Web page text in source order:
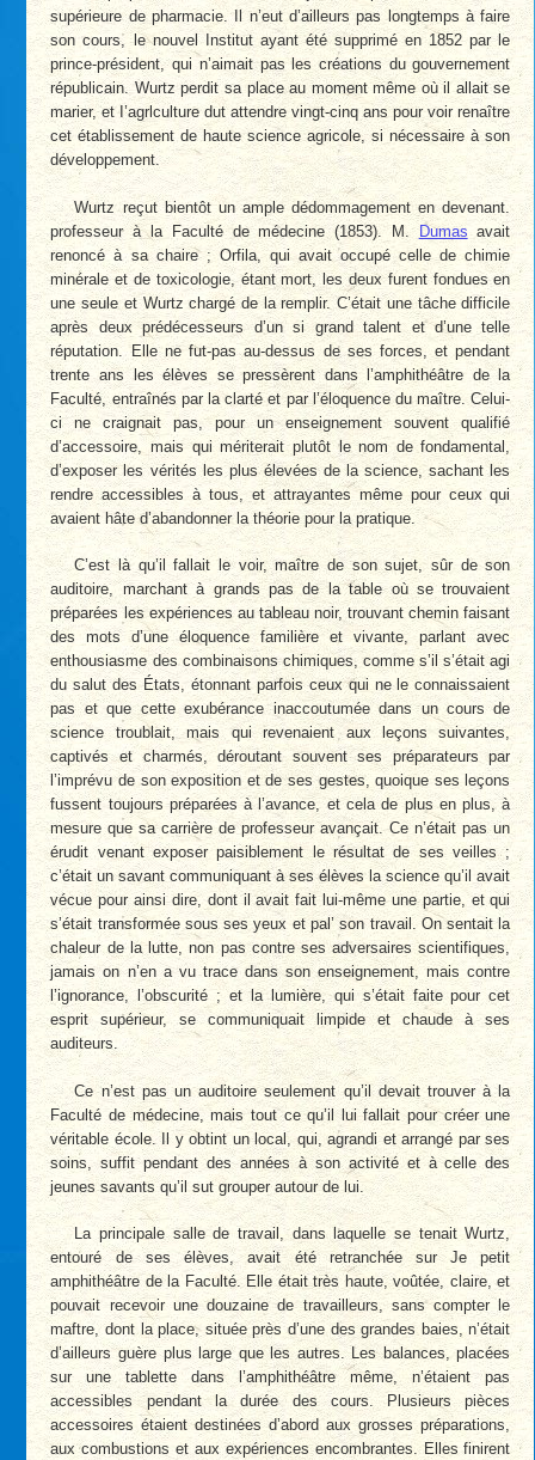
supérieure de pharmacie. Il n’eut d’ailleurs pas longtemps à faire
son cours, le nouvel Institut ayant été supprimé en 1852 par le
prince-président, qui n’aimait pas les créations du gouvernement
républicain. Wurtz perdit sa place au moment même où il allait se
marier, et I’agrlculture dut attendre vingt-cinq ans pour voir renaître
cet établissement de haute science agricole, si nécessaire à son
développement.
Wurtz reçut bientôt un ample dédommagement en devenant.
professeur à la Faculté de médecine (1853). M. Dumas avait
renoncé à sa chaire ; Orfila, qui avait occupé celle de chimie
minérale et de toxicologie, étant mort, les deux furent fondues en
une seule et Wurtz chargé de la remplir. C’était une tâche difficile
après deux prédécesseurs d’un si grand talent et d’une telle
réputation. Elle ne fut-pas au-dessus de ses forces, et pendant
trente ans les élèves se pressèrent dans l’amphithéâtre de la
Faculté, entraînés par la clarté et par l’éloquence du maître. Celui-
ci ne craignait pas, pour un enseignement souvent qualifié
d’accessoire, mais qui mériterait plutôt le nom de fondamental,
d’exposer les vérités les plus élevées de la science, sachant les
rendre accessibles à tous, et attrayantes même pour ceux qui
avaient hâte d’abandonner la théorie pour la pratique.
C’est là qu’il fallait le voir, maître de son sujet, sûr de son
auditoire, marchant à grands pas de la table où se trouvaient
préparées les expériences au tableau noir, trouvant chemin faisant
des mots d’une éloquence familière et vivante, parlant avec
enthousiasme des combinaisons chimiques, comme s’il s’était agi
du salut des États, étonnant parfois ceux qui ne le connaissaient
pas et que cette exubérance inaccoutumée dans un cours de
science troublait, mais qui revenaient aux leçons suivantes,
captivés et charmés, déroutant souvent ses préparateurs par
l’imprévu de son exposition et de ses gestes, quoique ses leçons
fussent toujours préparées à l’avance, et cela de plus en plus, à
mesure que sa carrière de professeur avançait. Ce n’était pas un
érudit venant exposer paisiblement le résultat de ses veilles ;
c’était un savant communiquant à ses élèves la science qu’il avait
vécue pour ainsi dire, dont il avait fait lui-même une partie, et qui
s’était transformée sous ses yeux et pal’ son travail. On sentait la
chaleur de la lutte, non pas contre ses adversaires scientifiques,
jamais on n’en a vu trace dans son enseignement, mais contre
l’ignorance, l’obscurité ; et la lumière, qui s’était faite pour cet
esprit supérieur, se communiquait limpide et chaude à ses
auditeurs.
Ce n’est pas un auditoire seulement qu’il devait trouver à la
Faculté de médecine, mais tout ce qu’il lui fallait pour créer une
véritable école. Il y obtint un local, qui, agrandi et arrangé par ses
soins, suffit pendant des années à son activité et à celle des
jeunes savants qu’il sut grouper autour de lui.
La principale salle de travail, dans laquelle se tenait Wurtz,
entouré de ses élèves, avait été retranchée sur Je petit
amphithéâtre de la Faculté. Elle était très haute, voûtée, claire, et
pouvait recevoir une douzaine de travailleurs, sans compter le
maftre, dont la place, située près d’une des grandes baies, n’était
d’ailleurs guère plus large que les autres. Les balances, placées
sur une tablette dans l’amphithéâtre même, n’étaient pas
accessibles pendant la durée des cours. Plusieurs pièces
accessoires étaient destinées d’abord aux grosses préparations,
aux combustions et aux expériences encombrantes. Elles finirent